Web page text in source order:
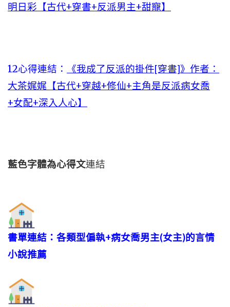
明日彩【古代+穿書+反派男主+甜寵】
12心得連結：
《我成了反派的掛件[穿書]》作者：
大茶娓娓【古代+穿越+修仙+主角是反派病女喬
+女配+深入人心】
藍色字體為心得文連結
書單連結：各類型偏執+病女喬男主(女主)的言情
小說推薦